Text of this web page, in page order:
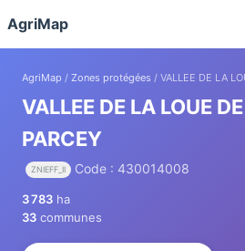
AgriMap
AgriMap / Zones protégées / VALLEE DE LA
VALLEE DE LA LOUE
PARCEY
ZNIEFF_II Code : 430014008
3 783 ha
33 communes